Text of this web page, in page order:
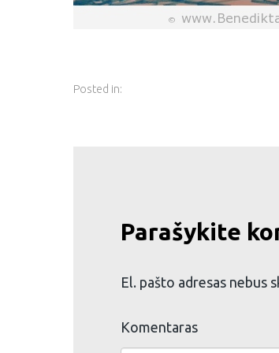
Posted in:
Parašykite
El. pašto adresas nebus
Komentaras